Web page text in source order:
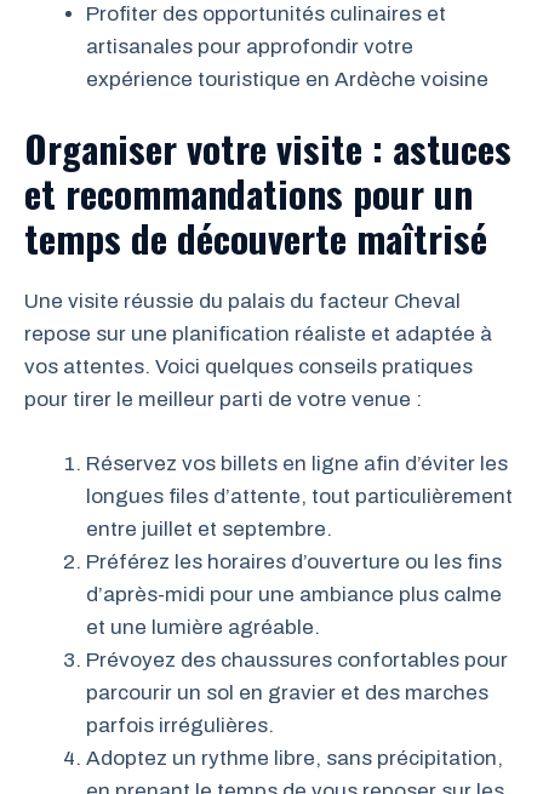
Profiter des opportunités culinaires et
artisanales pour approfondir votre
expérience touristique en Ardèche voisine
Organiser votre visite : astuces
et recommandations pour un
temps de découverte maîtrisé
Une visite réussie du palais du facteur Cheval
repose sur une planification réaliste et adaptée à
vos attentes. Voici quelques conseils pratiques
pour tirer le meilleur parti de votre venue :
Réservez vos billets en ligne afin d’éviter les
longues files d’attente, tout particulièrement
entre juillet et septembre.
Préférez les horaires d’ouverture ou les fins
d’après-midi pour une ambiance plus calme
et une lumière agréable.
Prévoyez des chaussures confortables pour
parcourir un sol en gravier et des marches
parfois irrégulières.
Adoptez un rythme libre, sans précipitation,